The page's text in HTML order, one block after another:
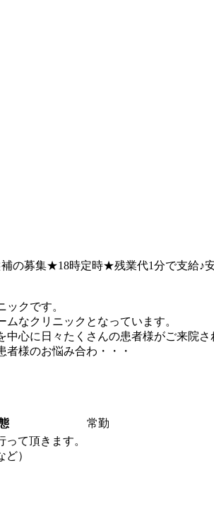
の募集★18時定時★残業代1分で支給
クです。
なクリニックとなっています。
心に日々たくさんの患者様がご来院さ
様のお悩み合わ・・・
常勤
て頂きます。
）